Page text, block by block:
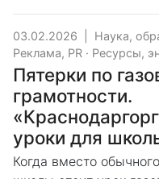
03.02.2026 Наука,
Реклама, PR · Ресурсы,
Пятерки по
грамотности.
уроки для
Когда вместо